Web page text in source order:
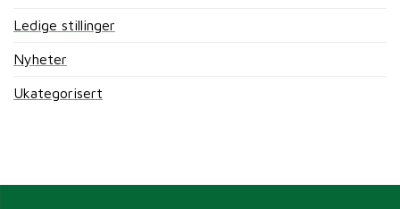
Ledige stillinger
Nyheter
Ukategorisert